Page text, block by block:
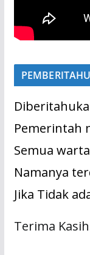
Pemerintah
Semua
Namanya
Jika Tidak
Terima